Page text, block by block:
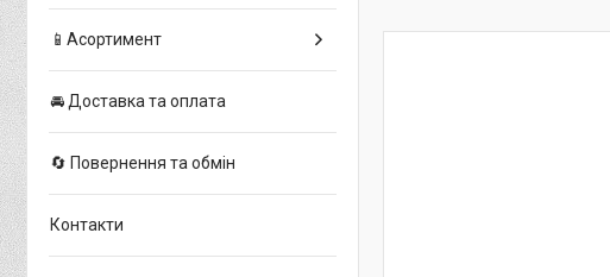
📱Асортимент
🚘 Доставка та оплата
🔄 Повернення та обмін
Контакти